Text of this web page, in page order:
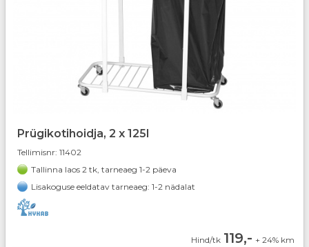
Prügikotihoidja, 2 x 125l
Tellimisnr: 11402
Tallinna laos 2 tk, tarneaeg 1-2 päeva
Lisakoguse eeldatav tarneaeg: 1-2 nädalat
Hind/tk 119,- + 24% km